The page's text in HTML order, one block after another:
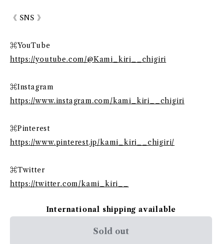
《 SNS 》
⌘YouTube
https://youtube.com/@Kami_kiri__chigiri
⌘Instagram
https://www.instagram.com/kami_kiri__chigiri
⌘Pinterest
https://www.pinterest.jp/kami_kiri__chigiri/
⌘Twitter
https://twitter.com/kami_kiri__
International shipping available
Sold out